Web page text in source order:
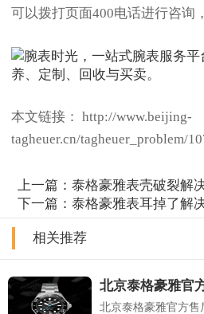
可以拨打页面400电话进行咨询
本文链接： http://www.beijing-
tagheuer.cn/tagheuer_problem/
上一篇：泰格豪雅表壳破裂解
下一篇：泰格豪雅表耳掉了解
相关推荐
北京泰格豪雅官
北京泰格豪雅官方售